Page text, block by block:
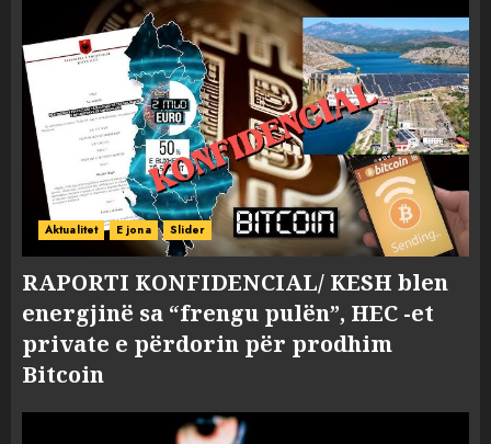
Aktualitet E jona Slider
RAPORTI KONFIDENCIAL/ KESH blen
energjinë sa “frengu pulën”, HEC -et
private e përdorin për prodhim
Bitcoin